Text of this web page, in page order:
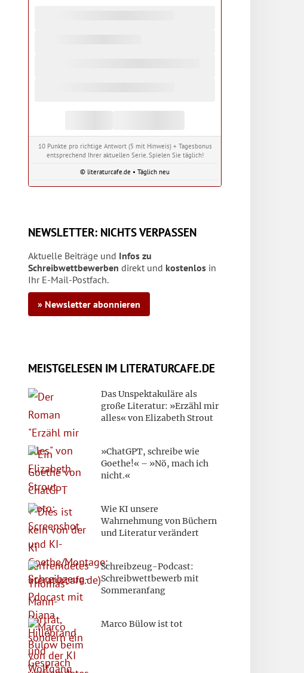
10 Punkte pro richtige Antwort (5 mit Hinweis) + Tagesbonus
entsprechend Ihrer aktuellen Serie. Spielen Sie täglich!
© literaturcafe.de • Täglich neu
NEWSLETTER: NICHTS VERPASSEN
Aktuelle Beiträge und Infos zu
Schreibwettbewerben direkt und kostenlos in
Ihr E-Mail-Postfach.
» Newsletter abonnieren
MEISTGELESEN IM LITERATURCAFE.DE
Das Unspektakuläre als
große Literatur: »Erzähl mir
alles« von Elizabeth Strout
»ChatGPT, schreibe wie
Goethe!« – »Nö, mach ich
nicht.«
Wie KI unsere
Wahrnehmung von Büchern
und Literatur verändert
Schreibzeug-Podcast:
Schreibwettbewerb mit
Sommeranfang
Marco Bülow ist tot